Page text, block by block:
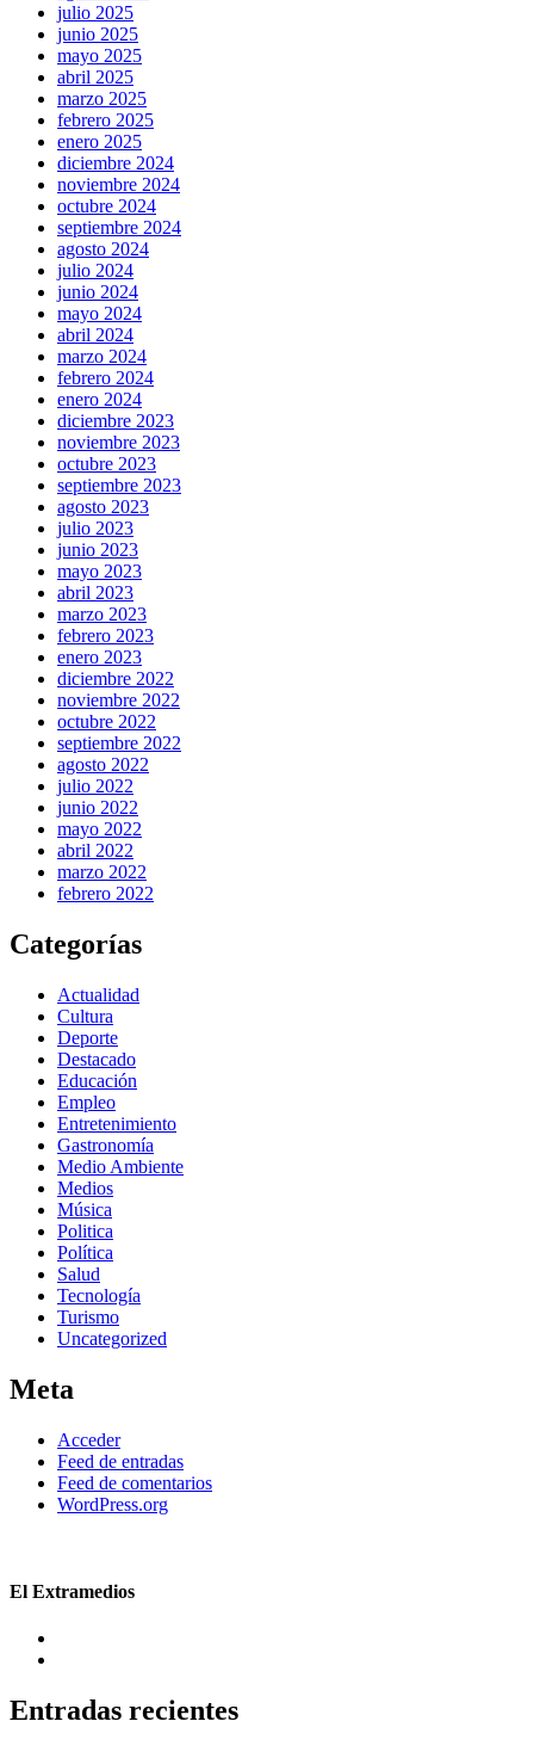
julio 2025
junio 2025
mayo 2025
abril 2025
marzo 2025
febrero 2025
enero 2025
diciembre 2024
noviembre 2024
octubre 2024
septiembre 2024
agosto 2024
julio 2024
junio 2024
mayo 2024
abril 2024
marzo 2024
febrero 2024
enero 2024
diciembre 2023
noviembre 2023
octubre 2023
septiembre 2023
agosto 2023
julio 2023
junio 2023
mayo 2023
abril 2023
marzo 2023
febrero 2023
enero 2023
diciembre 2022
noviembre 2022
octubre 2022
septiembre 2022
agosto 2022
julio 2022
junio 2022
mayo 2022
abril 2022
marzo 2022
febrero 2022
Categorías
Actualidad
Cultura
Deporte
Destacado
Educación
Empleo
Entretenimiento
Gastronomía
Medio Ambiente
Medios
Música
Politica
Política
Salud
Tecnología
Turismo
Uncategorized
Meta
Acceder
Feed de entradas
Feed de comentarios
WordPress.org
El Extramedios
Entradas recientes